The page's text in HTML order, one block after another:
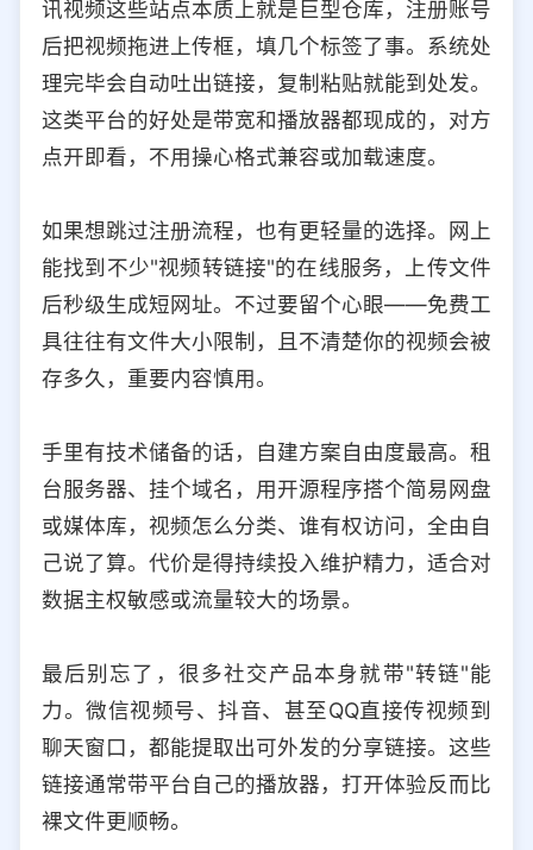
讯视频这些站点本质上就是巨型仓库，注册账号
后把视频拖进上传框，填几个标签了事。系统处
理完毕会自动吐出链接，复制粘贴就能到处发。
这类平台的好处是带宽和播放器都现成的，对方
点开即看，不用操心格式兼容或加载速度。
如果想跳过注册流程，也有更轻量的选择。网上
能找到不少"视频转链接"的在线服务，上传文件
后秒级生成短网址。不过要留个心眼——免费工
具往往有文件大小限制，且不清楚你的视频会被
存多久，重要内容慎用。
手里有技术储备的话，自建方案自由度最高。租
台服务器、挂个域名，用开源程序搭个简易网盘
或媒体库，视频怎么分类、谁有权访问，全由自
己说了算。代价是得持续投入维护精力，适合对
数据主权敏感或流量较大的场景。
最后别忘了，很多社交产品本身就带"转链"能
力。微信视频号、抖音、甚至QQ直接传视频到
聊天窗口，都能提取出可外发的分享链接。这些
链接通常带平台自己的播放器，打开体验反而比
裸文件更顺畅。